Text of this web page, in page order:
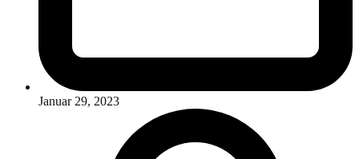
Januar 29, 2023